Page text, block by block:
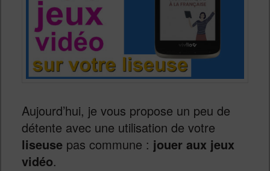
Aujourd’hui, je vous propose un peu de
détente avec une utilisation de votre
liseusepas commune : jouer aux jeux
vidéo.